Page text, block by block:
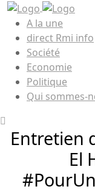
A la une
direct Rmi info
Société
Economie
Politique
Qui sommes-
Entretien
El